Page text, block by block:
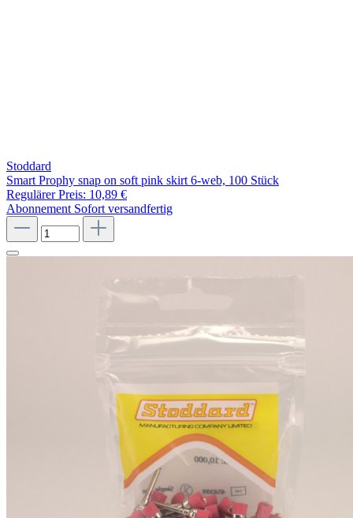
Stoddard
Smart Prophy snap on soft pink skirt 6-web, 100 Stück
Regulärer Preis: 10,89 €
Abonnement Sofort versandfertig